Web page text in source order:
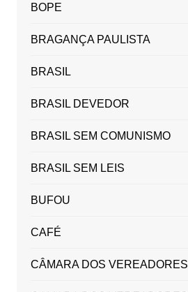
BOPE
BRAGANÇA PAULISTA
BRASIL
BRASIL DEVEDOR
BRASIL SEM COMUNISMO
BRASIL SEM LEIS
BUFOU
CAFÉ
CÂMARA DOS VEREADORES